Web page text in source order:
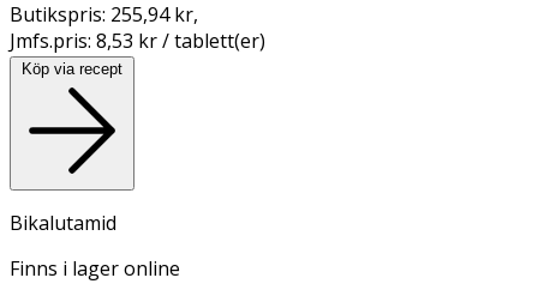
Butikspris: 255,94 kr,
Jmfs.pris: 8,53 kr / tablett(er)
Köp via recept
Bikalutamid
Finns i lager online